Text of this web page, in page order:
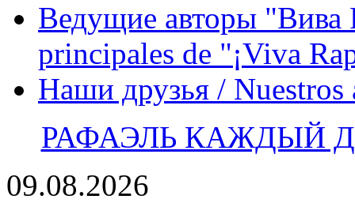
Ведущие авторы "Вива
principales de "¡Viva
Наши друзья / Nuestros
РАФАЭЛЬ КАЖДЫЙ
09.08.2026